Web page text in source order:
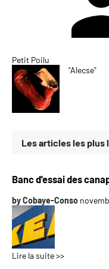
Petit Poilu
"Alecse"
Les articles les plus
Banc d'essai des
byCobaye-Conso
Lire la suite >>